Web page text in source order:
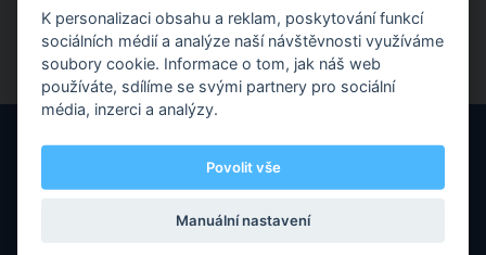
Shlédnout všechny příspěvky trenéra
K personalizaci obsahu a reklam, poskytování funkcí
sociálních médií a analýze naší návštěvnosti využíváme
soubory cookie. Informace o tom, jak náš web
používáte, sdílíme se svými partnery pro sociální
média, inzerci a analýzy.
Povolit vše
Manuální nastavení